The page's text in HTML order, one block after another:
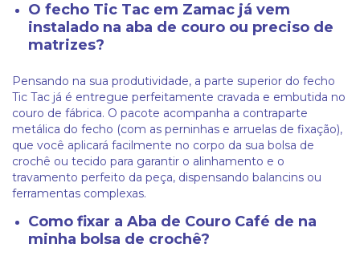
O fecho Tic Tac em Zamac já vem
instalado na aba de couro ou preciso de
matrizes?
Pensando na sua produtividade, a parte superior do fecho
Tic Tac já é entregue perfeitamente cravada e embutida no
couro de fábrica. O pacote acompanha a contraparte
metálica do fecho (com as perninhas e arruelas de fixação),
que você aplicará facilmente no corpo da sua bolsa de
crochê ou tecido para garantir o alinhamento e o
travamento perfeito da peça, dispensando balancins ou
ferramentas complexas.
Como fixar a Aba de Couro Café de na
minha bolsa de crochê?